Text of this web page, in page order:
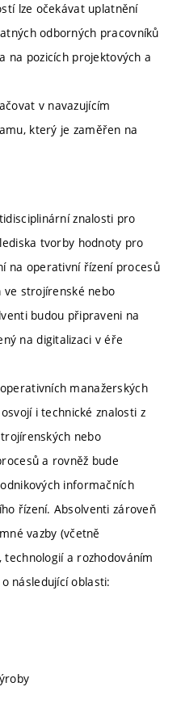
lze očekávat uplatnění
odborných pracovníků
na pozicích projektových a
v navazujícím
který je zaměřen na
znalosti pro
tvorby hodnoty pro
na operativní řízení procesů
ve strojírenské nebo
budou připraveni na
na digitalizaci v éře
manažerských
i technické znalosti z
nebo
a rovněž bude
informačních
řízení. Absolventi zároveň
vazby (včetně
a rozhodováním
následující oblasti: